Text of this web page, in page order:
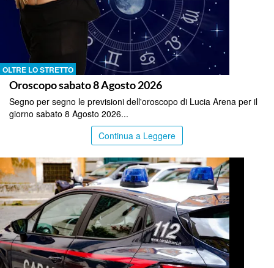
OLTRE LO STRETTO
Oroscopo sabato 8 Agosto 2026
Segno per segno le previsioni dell'oroscopo di Lucia Arena per il
giorno sabato 8 Agosto 2026...
Continua a Leggere